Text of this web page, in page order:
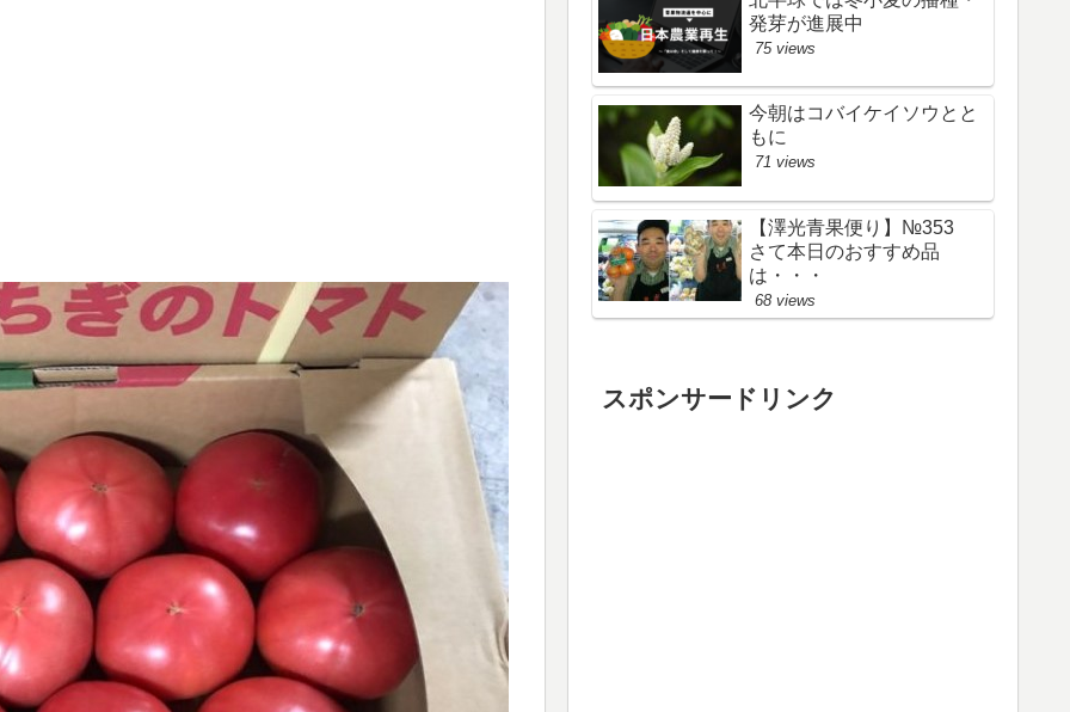
発芽が進展中
75 views
今朝はコバイケイソウとと
もに
71 views
【澤光青果便り】№353
さて本日のおすすめ品
は・・・
68 views
スポンサードリンク